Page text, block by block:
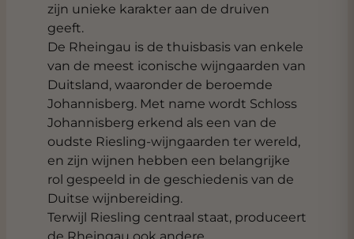
zijn unieke karakter aan de druiven
geeft.
De Rheingau is de thuisbasis van enkele
van de meest iconische wijngaarden van
Duitsland, waaronder de beroemde
Johannisberg. Met name wordt Schloss
Johannisberg erkend als een van de
oudste Riesling-wijngaarden ter wereld,
en zijn wijnen hebben een belangrijke
rol gespeeld in de geschiedenis van de
Duitse wijnbereiding.
Terwijl Riesling centraal staat, produceert